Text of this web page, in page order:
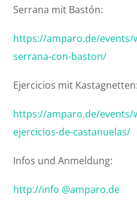
Serrana mit Bastón:
https://amparo.de/events/
serrana-con-baston/
Ejercicios mit Kastagnetten:
https://amparo.de/events/
ejercicios-de-castanuelas/
Infos und Anmeldung:
http://info @amparo.de